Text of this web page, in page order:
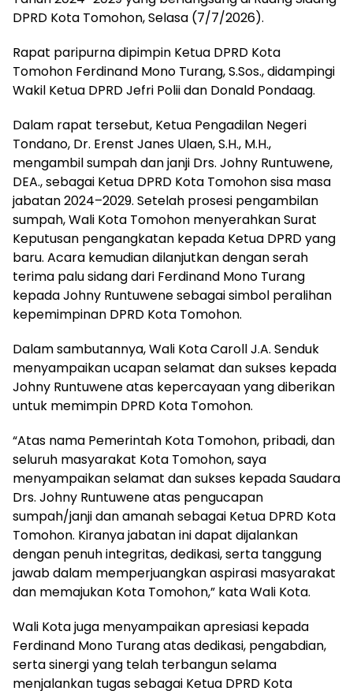
DPRD Kota Tomohon, Selasa (7/7/2026).
Rapat paripurna dipimpin Ketua DPRD Kota
Tomohon Ferdinand Mono Turang, S.Sos., didampingi
Wakil Ketua DPRD Jefri Polii dan Donald Pondaag.
Dalam rapat tersebut, Ketua Pengadilan Negeri
Tondano, Dr. Erenst Janes Ulaen, S.H., M.H.,
mengambil sumpah dan janji Drs. Johny Runtuwene,
DEA., sebagai Ketua DPRD Kota Tomohon sisa masa
jabatan 2024–2029. Setelah prosesi pengambilan
sumpah, Wali Kota Tomohon menyerahkan Surat
Keputusan pengangkatan kepada Ketua DPRD yang
baru. Acara kemudian dilanjutkan dengan serah
terima palu sidang dari Ferdinand Mono Turang
kepada Johny Runtuwene sebagai simbol peralihan
kepemimpinan DPRD Kota Tomohon.
Dalam sambutannya, Wali Kota Caroll J.A. Senduk
menyampaikan ucapan selamat dan sukses kepada
Johny Runtuwene atas kepercayaan yang diberikan
untuk memimpin DPRD Kota Tomohon.
“Atas nama Pemerintah Kota Tomohon, pribadi, dan
seluruh masyarakat Kota Tomohon, saya
menyampaikan selamat dan sukses kepada Saudara
Drs. Johny Runtuwene atas pengucapan
sumpah/janji dan amanah sebagai Ketua DPRD Kota
Tomohon. Kiranya jabatan ini dapat dijalankan
dengan penuh integritas, dedikasi, serta tanggung
jawab dalam memperjuangkan aspirasi masyarakat
dan memajukan Kota Tomohon,” kata Wali Kota.
Wali Kota juga menyampaikan apresiasi kepada
Ferdinand Mono Turang atas dedikasi, pengabdian,
serta sinergi yang telah terbangun selama
menjalankan tugas sebagai Ketua DPRD Kota